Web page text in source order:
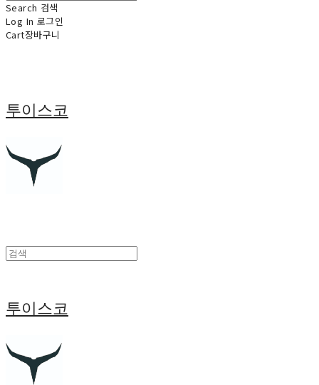
Search 검색
Log In 로그인
Cart장바구니
투이스코
투이스코